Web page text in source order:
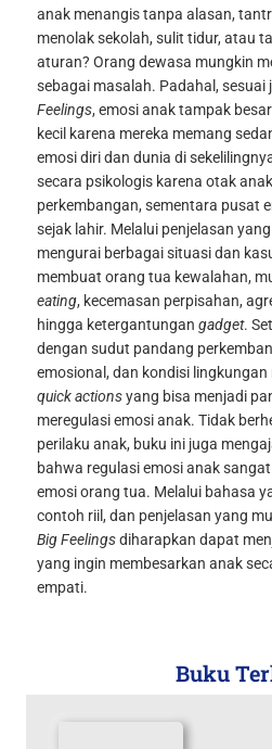
anak menangis tanpa alasan,
menolak sekolah, sulit tidur, atau
aturan? Orang dewasa mungkin
sebagai masalah. Padahal, sesuai
Feelings, emosi anak tampak
kecil karena mereka memang
emosi diri dan dunia di
secara psikologis karena otak
perkembangan, sementara pusat
sejak lahir. Melalui penjelasan
mengurai berbagai situasi dan
membuat orang tua kewalahan,
eating, kecemasan perpisahan,
hingga ketergantungan gadget.
dengan sudut pandang
emosional, dan kondisi
quick actionsyang bisa menjadi
meregulasi emosi anak. Tidak
perilaku anak, buku ini juga
bahwa regulasi emosi anak
emosi orang tua. Melalui bahasa
contoh riil, dan penjelasan yang
Big Feelingsdiharapkan dapat
yang ingin membesarkan anak
empati.
Buku